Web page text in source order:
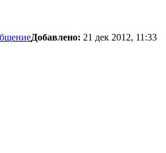
Добавлено: 21 дек 2012, 11:33